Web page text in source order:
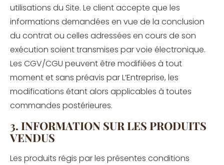
utilisations du Site. Le client accepte que les
informations demandées en vue de la conclusion
du contrat ou celles adressées en cours de son
exécution soient transmises par voie électronique.
Les CGV/CGU peuvent être modifiées à tout
moment et sans préavis par L’Entreprise, les
modifications étant alors applicables à toutes
commandes postérieures.
3. INFORMATION SUR LES PRODUITS
VENDUS
Les produits régis par les présentes conditions